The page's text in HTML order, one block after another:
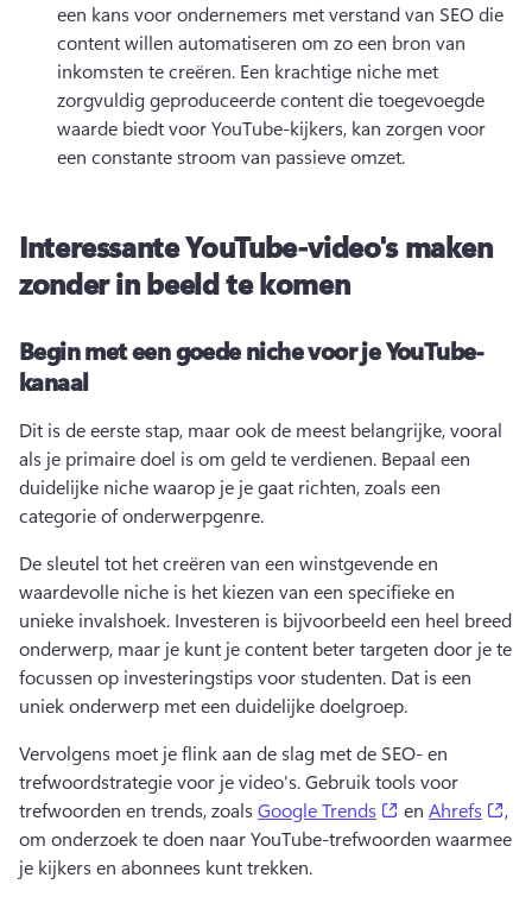
een kans voor ondernemers met verstand van SEO die
content willen automatiseren om zo een bron van
inkomsten te creëren. Een krachtige niche met
zorgvuldig geproduceerde content die toegevoegde
waarde biedt voor YouTube-kijkers, kan zorgen voor
een constante stroom van passieve omzet.
Interessante YouTube-video's maken
zonder in beeld te komen
Begin met een goede niche voor je YouTube-
kanaal
Dit is de eerste stap, maar ook de meest belangrijke, vooral
als je primaire doel is om geld te verdienen. Bepaal een
duidelijke niche waarop je je gaat richten, zoals een
categorie of onderwerpgenre.
De sleutel tot het creëren van een winstgevende en
waardevolle niche is het kiezen van een specifieke en
unieke invalshoek. Investeren is bijvoorbeeld een heel breed
onderwerp, maar je kunt je content beter targeten door je te
focussen op investeringstips voor studenten. Dat is een
uniek onderwerp met een duidelijke doelgroep.
Vervolgens moet je flink aan de slag met de SEO- en
trefwoordstrategie voor je video's. Gebruik tools voor
trefwoorden en trends, zoals Google Trends (opens in a
en Ahrefs
,
om onderzoek te doen naar YouTube-trefwoorden waarmee
je kijkers en abonnees kunt trekken.